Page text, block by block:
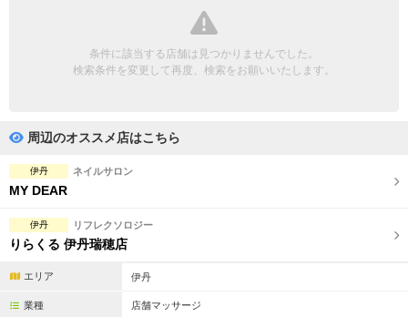
団体様歓迎
ペアルームあり
フットバスあり
日本人スタッフのみ
スタッフ指名可
駅から徒歩5分以内
条件に該当する店舗は見つかりませんでした。
検索条件を変更して再度、検索をお願いいたします。
周辺のオススメ店はこちら
伊丹 ネイルサロン
MY DEAR
伊丹 リフレクソロジー
りらくる 伊丹瑞穂店
エリア 伊丹
業種 店舗マッサージ